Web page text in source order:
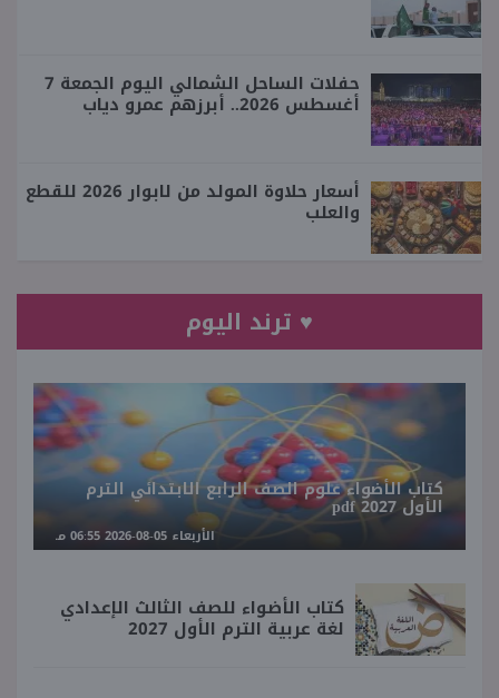
حفلات الساحل الشمالي اليوم الجمعة 7
أغسطس 2026.. أبرزهم عمرو دياب
أسعار حلاوة المولد من لابوار 2026 للقطع
والعلب
♥ ترند اليوم
كتاب الأضواء علوم الصف الرابع الابتدائي الترم
الأول 2027 pdf
الأربعاء 05-08-2026 06:55 مـ
كتاب الأضواء للصف الثالث الإعدادي
لغة عربية الترم الأول 2027